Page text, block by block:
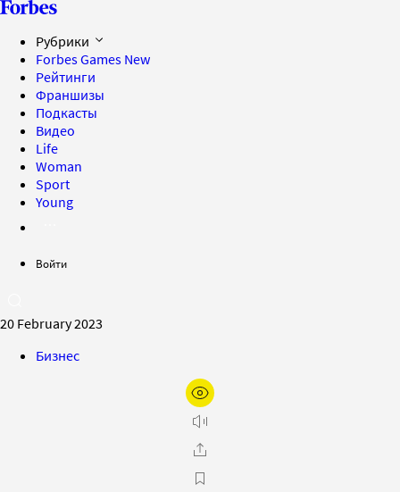
Рубрики
Forbes Games New
Рейтинги
Франшизы
Подкасты
Видео
Life
Woman
Sport
Young
Войти
20 February 2023
Бизнес